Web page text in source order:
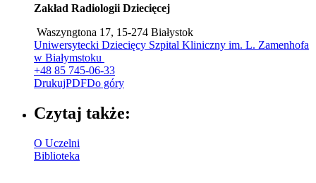
Zakład Radiologii Dziecięcej
Waszyngtona 17, 15-274 Białystok
Uniwersytecki Dziecięcy Szpital Kliniczny im. L. Zamenhofa
w Białymstoku
+48 85 745-06-33
DrukujPDFDo góry
Czytaj także:
O Uczelni
Biblioteka